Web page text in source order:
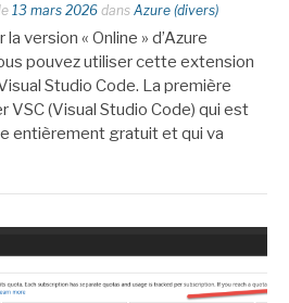
13 mars 2026 dans Azure (divers)
version « Online » d’Azure
pouvez utiliser cette extension
Studio Code. La première
VSC (Visual Studio Code) qui est
entièrement gratuit et qui va